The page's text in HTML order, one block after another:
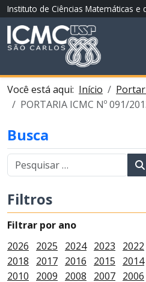
Instituto de Ciências Matemáticas e
Você está aqui: Início
PORTARIA ICMC Nº 091/
Busca
Filtros
Filtrar por ano
2026
2025 2024 2023 2022
2018
2017 2016 2015 2014
2010
2009 2008 2007 2006